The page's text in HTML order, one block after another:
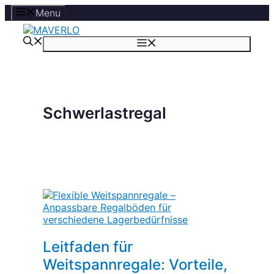
Zum
Inhalt
springen
Menu
Schwerlastregal
Leitfaden für
Weitspannregale: Vorteile,